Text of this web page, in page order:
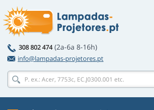
308 802 474 (2a-6a 8-16h)
info@lampadas-projetores.pt